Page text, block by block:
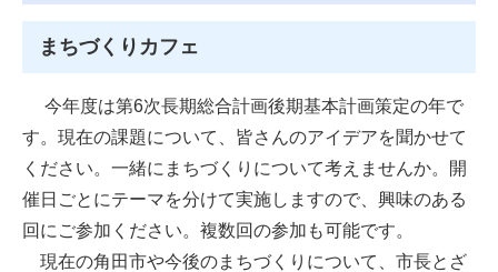
まちづくりカフェ
今年度は第6次長期総合計画後期基本計画策定の年で
す。現在の課題について、皆さんのアイデアを聞かせて
ください。一緒にまちづくりについて考えませんか。開
催日ごとにテーマを分けて実施しますので、興味のある
回にご参加ください。複数回の参加も可能です。
現在の角田市や今後のまちづくりについて、市長とざ